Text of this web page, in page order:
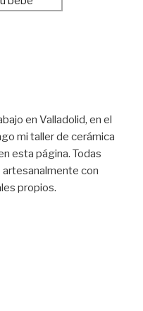
en Valladolid, en el
mi taller de cerámica
esta página. Todas
artesanalmente con
propios.